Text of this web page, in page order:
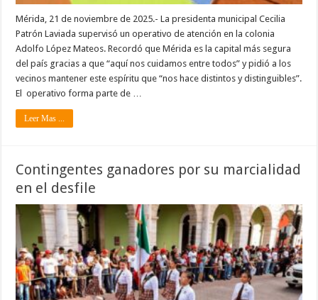
Mérida, 21 de noviembre de 2025.- La presidenta municipal Cecilia
Patrón Laviada supervisó un operativo de atención en la colonia
Adolfo López Mateos. Recordó que Mérida es la capital más segura
del país gracias a que “aquí nos cuidamos entre todos” y pidió a los
vecinos mantener este espíritu que “nos hace distintos y distinguibles”.
El operativo forma parte de …
Leer Mas ...
Contingentes ganadores por su marcialidad
en el desfile